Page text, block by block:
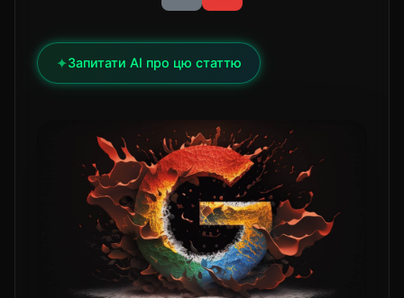
✦Запитати AI про цю статтю